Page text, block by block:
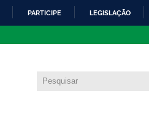
PARTICIPE LEGISLAÇÃO